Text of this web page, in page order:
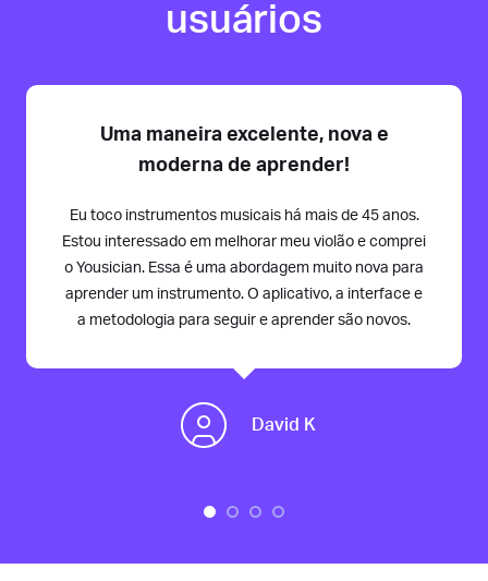
usuários
Uma maneira excelente, nova e
moderna de aprender!
Eu toco instrumentos musicais há mais de 45 anos.
Estou interessado em melhorar meu violão e comprei
o Yousician. Essa é uma abordagem muito nova para
aprender um instrumento. O aplicativo, a interface e
a metodologia para seguir e aprender são novos.
David K